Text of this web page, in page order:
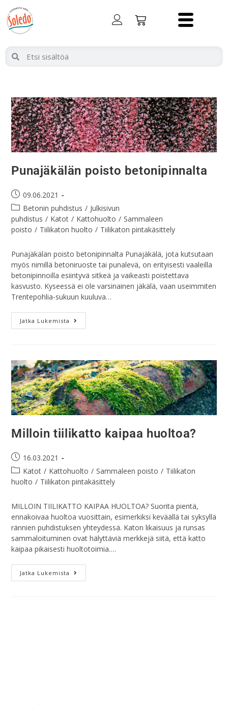
Punajäkälän poisto betonipinnalta
09.06.2021
Betonin puhdistus / Julkisivun
puhdistus / Katot / Kattohuolto / Sammaleen
poisto / Tiilikaton huolto / Tiilikaton pintakäsittely
Punajäkälän poisto betonipinnalta Punajäkälä, jota kutsutaan
myös nimillä betoniruoste tai punalevä, on erityisesti vaaleilla
betonipinnoilla esiintyvä sitkeä ja vaikeasti poistettava
kasvusto. Kyseessä ei ole varsinainen jäkälä, vaan useimmiten
Trentepohlia-sukuun kuuluva…
Jatka Lukemista
Milloin tiilikatto kaipaa huoltoa?
16.03.2021
Katot / Kattohuolto / Sammaleen poisto / Tiilikaton
huolto / Tiilikaton pintakäsittely
MILLOIN TIILIKATTO KAIPAA HUOLTOA? Suorita pientä,
ennakoivaa huoltoa vuosittain, esimerkiksi keväällä tai syksyllä
rännien puhdistuksen yhteydessä. Katon likaisuus ja runsas
sammaloituminen ovat hälyttäviä merkkejä siitä, että katto
kaipaa pikaisesti huoltotoimia.…
Jatka Lukemista